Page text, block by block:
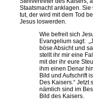
Staatsmacht anklagen.
tut, der wird mit dem Tod
Jesus loswerden.
Wie befreit sich
Evangelium sagt:
böse Absicht und
stellt ihr mir eine
mit der ihr eure
ihm einen Denar
Bild und Aufschrift
Des Kaisers.“ Jetzt
nämlich sind im
Bild des Kaisers.